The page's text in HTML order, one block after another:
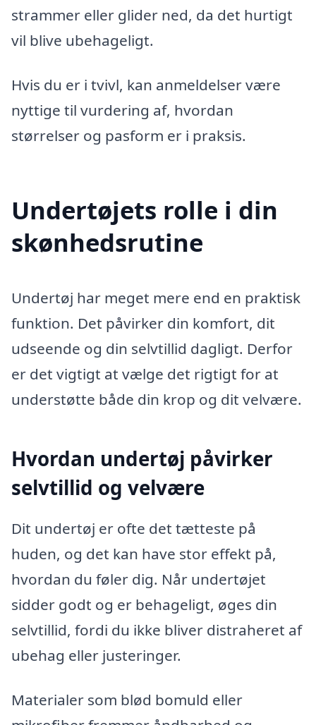
strammer eller glider ned, da det hurtigt
vil blive ubehageligt.
Hvis du er i tvivl, kan anmeldelser være
nyttige til vurdering af, hvordan
størrelser og pasform er i praksis.
Undertøjets rolle i din
skønhedsrutine
Undertøj har meget mere end en praktisk
funktion. Det påvirker din komfort, dit
udseende og din selvtillid dagligt. Derfor
er det vigtigt at vælge det rigtigt for at
understøtte både din krop og dit velvære.
Hvordan undertøj påvirker
selvtillid og velvære
Dit undertøj er ofte det tætteste på
huden, og det kan have stor effekt på,
hvordan du føler dig. Når undertøjet
sidder godt og er behageligt, øges din
selvtillid, fordi du ikke bliver distraheret af
ubehag eller justeringer.
Materialer som blød bomuld eller